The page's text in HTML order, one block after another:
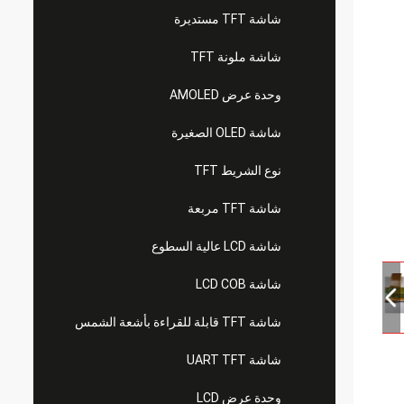
شاشة TFT مستديرة
شاشة ملونة TFT
وحدة عرض AMOLED
شاشة OLED الصغيرة
نوع الشريط TFT
شاشة TFT مربعة
شاشة LCD عالية السطوع
شاشة LCD COB
شاشة TFT قابلة للقراءة بأشعة الشمس
شاشة UART TFT
وحدة عرض LCD